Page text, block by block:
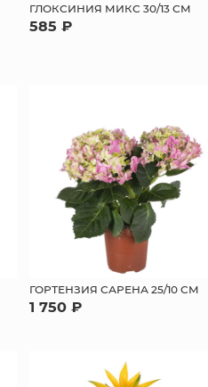
ГЛОКСИНИЯ МИКС 30/13 СМ
585 ₽
ГОРТЕНЗИЯ САРЕНА 25/10 СМ
1 750 ₽